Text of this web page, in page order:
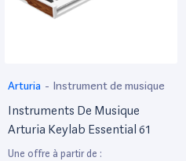
Arturia - Instrument de musique
Instruments De Musique
Arturia Keylab Essential 61
Une offre à partir de :